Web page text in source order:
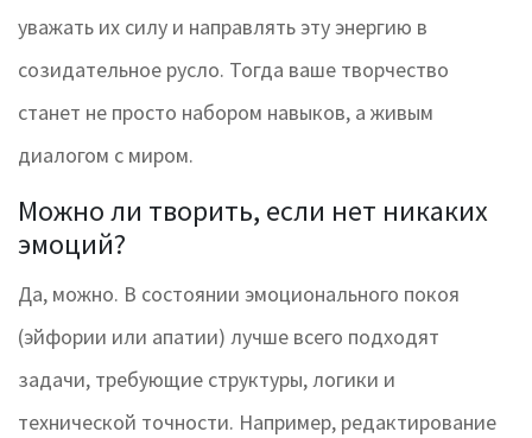
уважать их силу и направлять эту энергию в
созидательное русло. Тогда ваше творчество
станет не просто набором навыков, а живым
диалогом с миром.
Можно ли творить, если нет никаких
эмоций?
Да, можно. В состоянии эмоционального покоя
(эйфории или апатии) лучше всего подходят
задачи, требующие структуры, логики и
технической точности. Например, редактирование